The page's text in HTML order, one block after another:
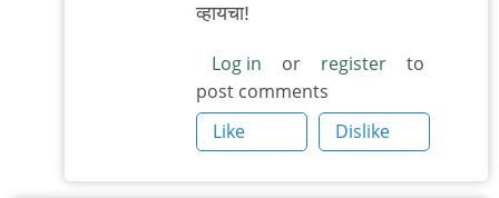
गवि
व्हायचा!
Log in or register
to
post comments
Like
Dislike